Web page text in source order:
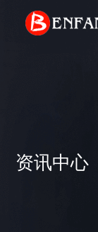
资讯中心